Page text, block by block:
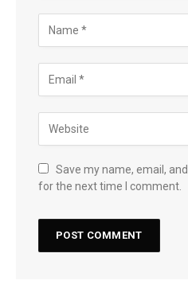
Save my name, email,
for the next time I comment.